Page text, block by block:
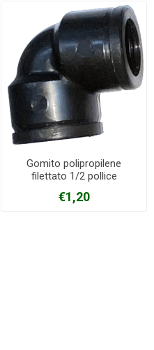
Gomito polipropilene
filettato 1/2 pollice
€1,20